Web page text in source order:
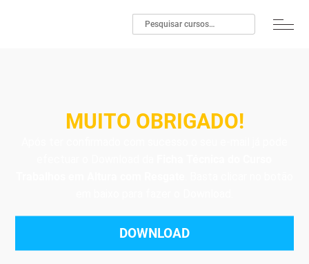
MUITO OBRIGADO!
DOWNLOAD